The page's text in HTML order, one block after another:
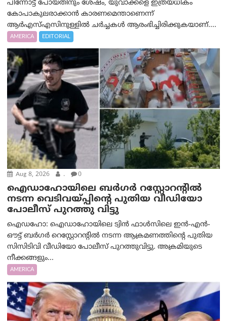
പിന്നോട്ട് പോയതിനും ശേഷം, യുവാക്കളെ ഇത്രയധികം
കോപാകുലരാക്കാൻ കാരണമെന്താണെന്ന്
ആർ‌എസ്‌എസിനുള്ളിൽ ചർച്ചകൾ ആരംഭിച്ചിരിക്കുകയാണ്....
AMERICA EDITORIAL
Aug 8, 2026 . 0
ഐഡാഹോയിലെ ബർഗർ റസ്റ്റോറന്റിൽ
നടന്ന വെടിവയ്പ്പിന്റെ പുതിയ വീഡിയോ
പോലീസ് പുറത്തു വിട്ടു
ഐഡഹോ: ഐഡാഹോയിലെ ട്വിൻ ഫാൾസിലെ ഇൻ-എൻ-
ഔട്ട് ബർഗർ റെസ്റ്റോറന്റിൽ നടന്ന ആക്രമണത്തിന്റെ പുതിയ
സിസിടിവി വീഡിയോ പോലീസ് പുറത്തുവിട്ടു. അക്രമിയുടെ
നീക്കങ്ങളും...
AMERICA